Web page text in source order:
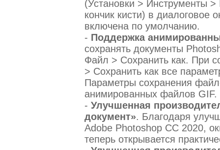
(Установки > Инструменты
кончик кисти) в диалоговое
включена по умолчанию.
- Поддержка
сохранять документы
Файл > Сохранить как. При
> Сохранить как все
Параметры сохранения
анимированных файлов GIF.
- Улучшенная
документ». Благодаря
Adobe Photoshop CC 2020,
теперь открывается